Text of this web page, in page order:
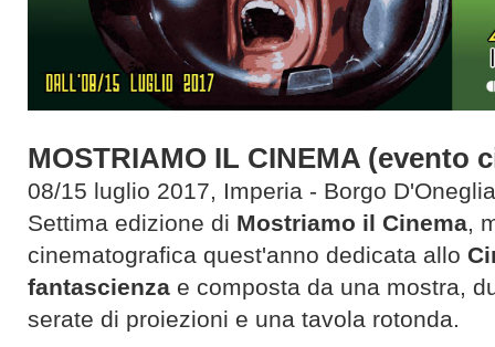
MOSTRIAMO IL CINEMA (evento
08/15 luglio 2017, Imperia - Borgo D'Oneglia
Settima edizione di Mostriamo il Cinema,
cinematografica quest'anno dedicata allo
fantascienza e composta da una mostra,
serate di proiezioni e una tavola rotonda.